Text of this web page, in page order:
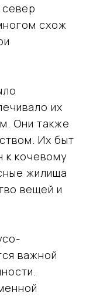
схож
их
Они также
Их быт
к кочевому
жилища
вещей и
важной